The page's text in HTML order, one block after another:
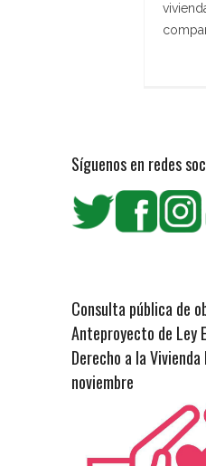
Síguenos en redes
Consulta pública de
Anteproyecto de Ley
Derecho a la
noviembre